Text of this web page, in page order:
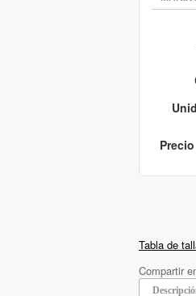
Tabla de
Compartir